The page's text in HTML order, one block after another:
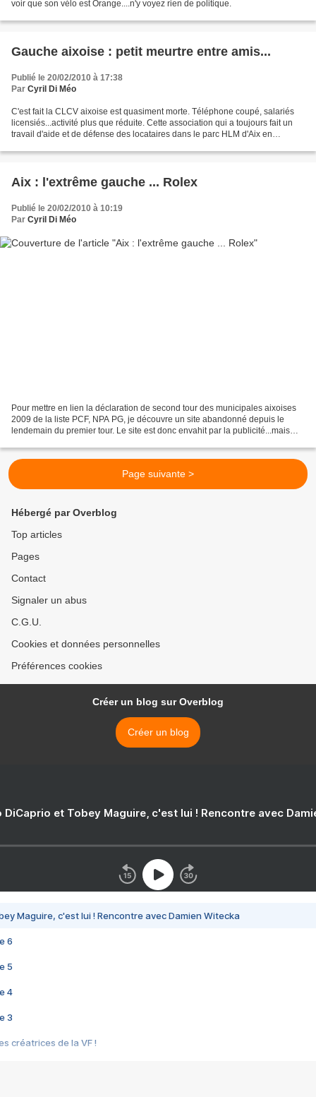
voir que son vélo est Orange....n'y voyez rien de politique.
Gauche aixoise : petit meurtre entre amis...
Publié le 20/02/2010 à 17:38
Par Cyril Di Méo
C'est fait la CLCV aixoise est quasiment morte. Téléphone coupé, salariés
licensiés...activité plus que réduite. Cette association qui a toujours fait un
travail d'aide et de défense des locataires dans le parc HLM d'Aix en
Aix : l'extrême gauche ... Rolex
Publié le 20/02/2010 à 10:19
Par Cyril Di Méo
Pour mettre en lien la déclaration de second tour des municipales aixoises
2009 de la liste PCF, NPA PG, je découvre un site abandonné depuis le
lendemain du premier tour. Le site est donc envahit par la publicité...mais
Page suivante >
Hébergé par Overblog
Top articles
Pages
Contact
Signaler un abus
C.G.U.
Cookies et données personnelles
Préférences cookies
Créer un blog sur Overblog
Créer un blog
DiCaprio et Tobey Maguire, c'est lui ! Rencontre avec
Maguire, c'est lui ! Rencontre avec Damien Witecka
6
5
4
3
créatrices de la VF !